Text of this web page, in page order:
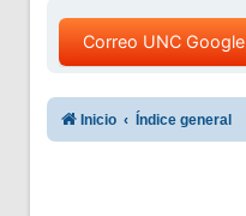
Correo UNC Google
Inicio Índice general